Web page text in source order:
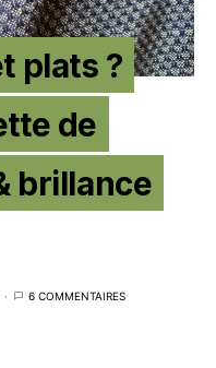
plats ?
de
brillance
6 COMMENTAIRES